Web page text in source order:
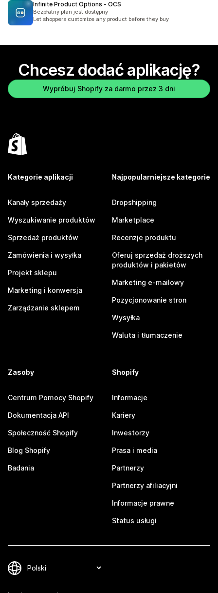
Infinite Product Options ‑ OCS
Bezpłatny plan jest dostępny
Let shoppers customize any product before they buy
Chcesz dodać aplikację?
Wypróbuj Shopify za darmo przez 3 dni
Kategorie aplikacji
Kanały sprzedaży
Wyszukiwanie produktów
Sprzedaż produktów
Zamówienia i wysyłka
Projekt sklepu
Marketing i konwersja
Zarządzanie sklepem
Najpopularniejsze kategorie
Dropshipping
Marketplace
Recenzje produktu
Oferuj sprzedaż droższych
produktów i pakietów
Marketing e-mailowy
Pozycjonowanie stron
Wysyłka
Waluta i tłumaczenie
Zasoby
Centrum Pomocy Shopify
Dokumentacja API
Społeczność Shopify
Blog Shopify
Badania
Shopify
Informacje
Kariery
Inwestorzy
Prasa i media
Partnerzy
Partnerzy afiliacyjni
Informacje prawne
Status usługi